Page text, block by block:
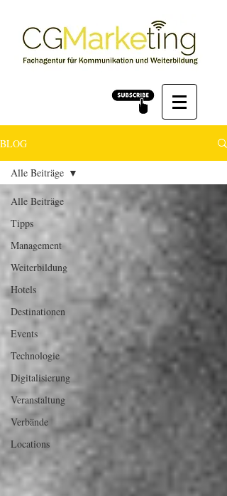
BLOG
Alle Beiträge
Tipps
Management
Weiterbildung
Hotels
Destinationen
Events
Technologie
Digitalisierung
Veranstaltung
Verbände
Locations
Alle Beiträge